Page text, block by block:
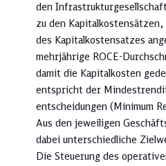
den
zu den
des Kapitalkostensatzes
mehrjährige ROCE-
damit die Kapitalkosten
entspricht der
entscheidungen (Mini­mum
Aus den je­weiligen
da­bei unterschiedliche
Die Steuerung des